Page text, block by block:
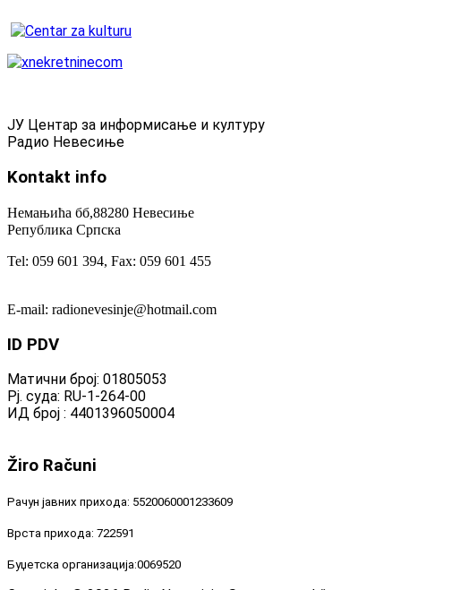
ЈУ Центар за информисање и културу
Радио Невесиње
Kontakt info
Немањића бб,88280 Невесиње
Република Српска
Tel: 059 601 394, Fax: 059 601 455
E-mail: radionevesinje@hotmail.com
ID PDV
Матични број: 01805053
Рј. суда: RU-1-264-00
ИД број : 4401396050004
Žiro Računi
Рачун јавних прихода: 5520060001233609
Врста прихода: 722591
Буџетска организација:0069520